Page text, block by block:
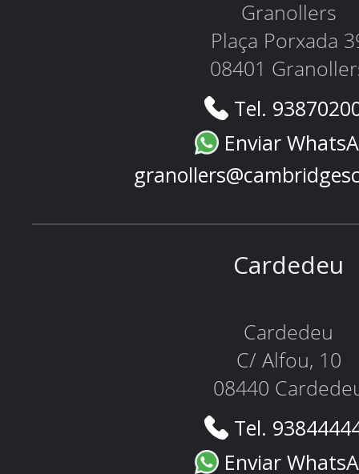
Granollers
Plaça Porxada
08401
Tel.
Enviar
Cardedeu
Cardedeu
C/ Alfou, 10
08440
Tel.
Enviar